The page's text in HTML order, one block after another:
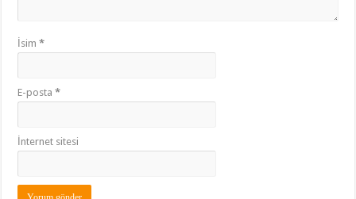
İsim*
E-posta*
İnternet sitesi